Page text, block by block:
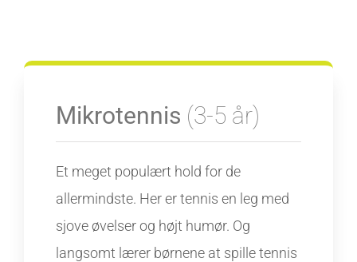
Mikrotennis (3-5 år)
Et meget populært hold for de
allermindste. Her er tennis en leg med
sjove øvelser og højt humør. Og
langsomt lærer børnene at spille tennis